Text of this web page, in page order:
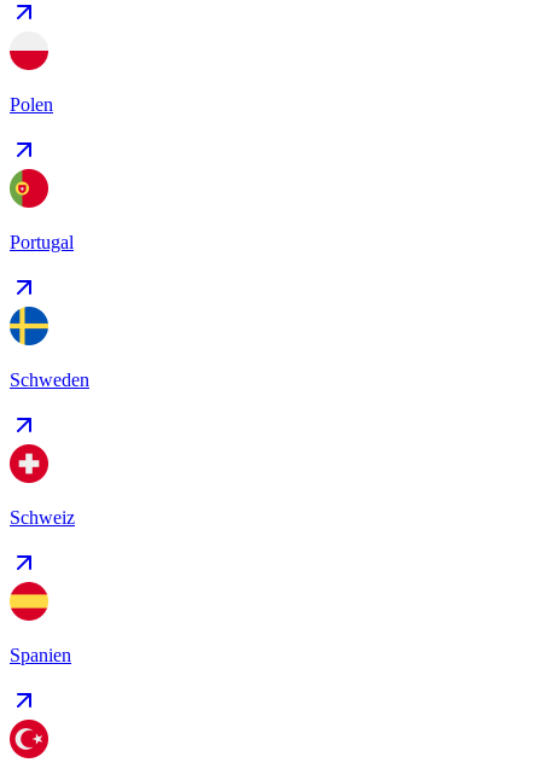
Polen
Portugal
Schweden
Schweiz
Spanien